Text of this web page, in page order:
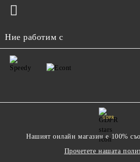
Ние работим с
GDPR
Нашият онлайн магазин е 100%
Прочетете нашата